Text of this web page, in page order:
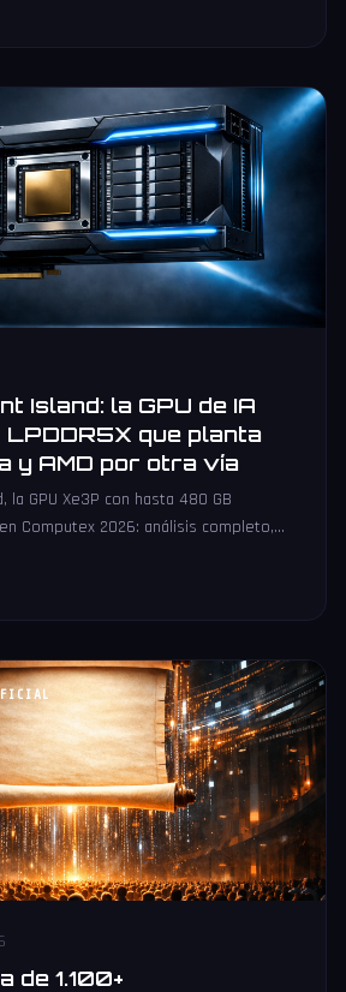
Island: la GPU de IA
que planta
y AMD por otra vía
la GPU Xe3P con hasta 480 GB
en Computex 2026: análisis completo,
de 1.100+